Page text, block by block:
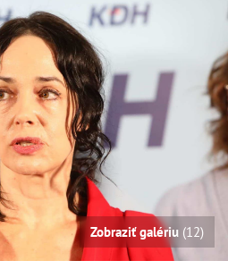
Zobraziť galériu (12)